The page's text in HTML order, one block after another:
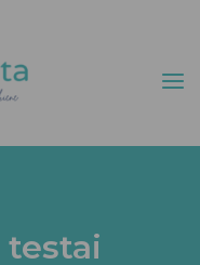
testai